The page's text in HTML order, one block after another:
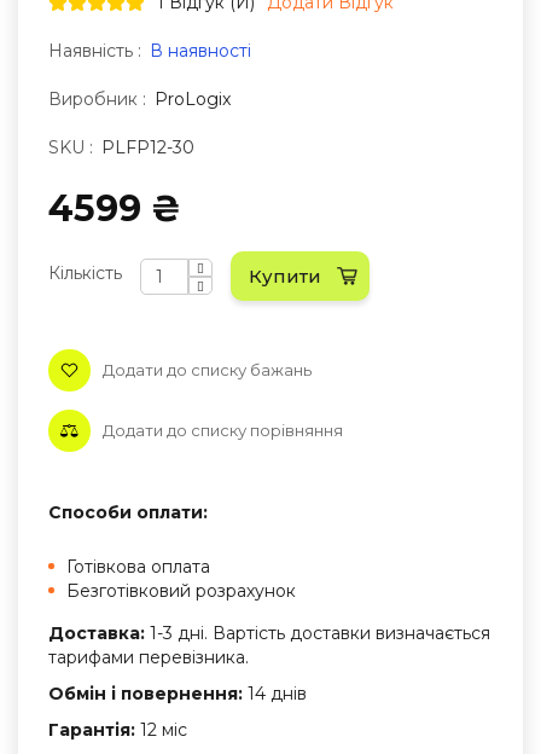
Наявність : В наявності
Виробник : ProLogix
SKU : PLFP12-30
4599 ₴
Кількість Купити
Додати до списку бажань
Додати до списку порівняння
Способи оплати:
Готівкова оплата
Безготівковий розрахунок
Доставка: 1-3 дні. Вартість доставки визначається
тарифами перевізника.
Обмін і повернення: 14 днів
Гарантія: 12 міс